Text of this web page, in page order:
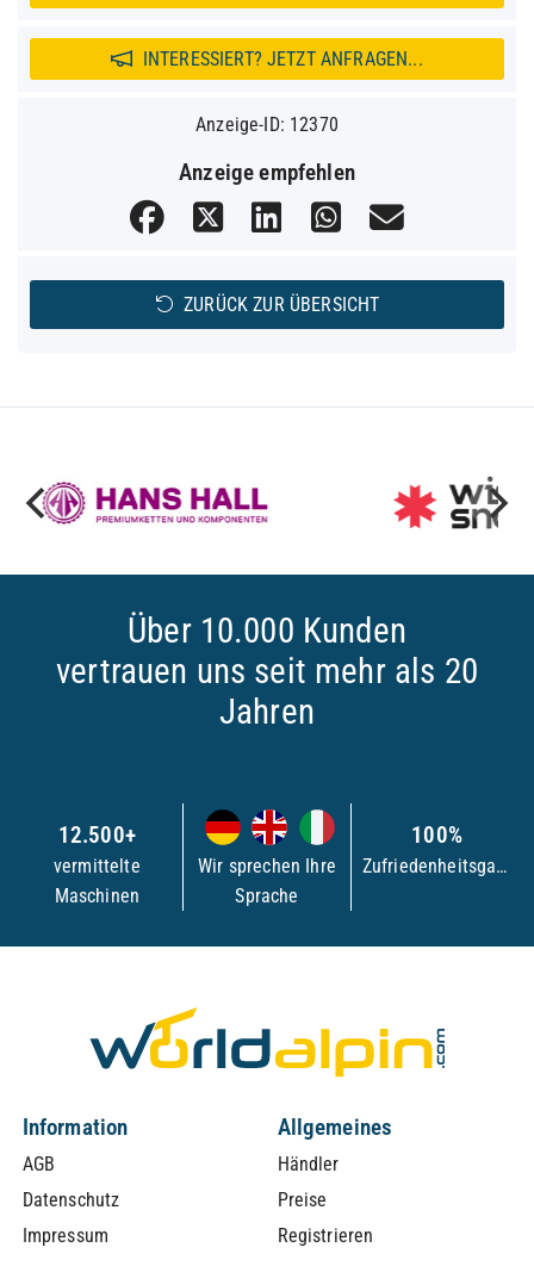
INTERESSIERT? JETZT ANFRAGEN...
Anzeige-ID: 12370
Anzeige empfehlen
ZURÜCK ZUR ÜBERSICHT
Über 10.000 Kunden
vertrauen uns seit mehr als 20
Jahren
12.500+
vermittelte
Maschinen
Wir sprechen Ihre
Sprache
100%
Zufriedenheitsgarantie
Information
AGB
Datenschutz
Impressum
Allgemeines
Händler
Preise
Registrieren